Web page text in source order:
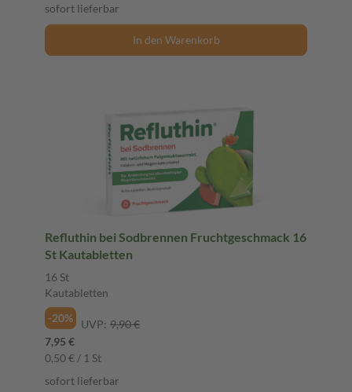
sofort lieferbar
In den Warenkorb
Refluthin bei Sodbrennen Fruchtgeschmack 16
St Kautabletten
16 St
Kautabletten
-20%
UVP: 9,90 €
7,95 €
0,50 € / 1 St
sofort lieferbar